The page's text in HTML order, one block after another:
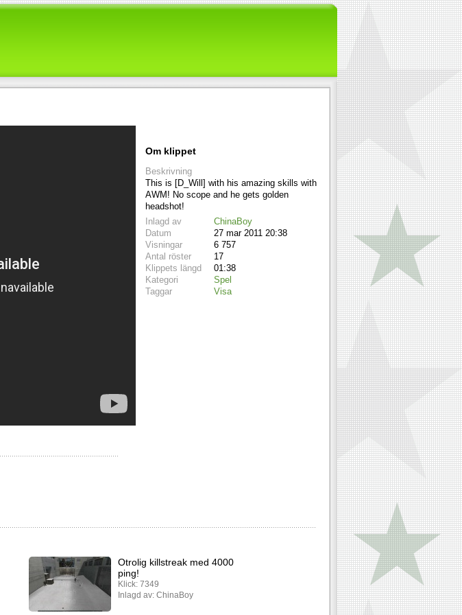
Om klippet
Beskrivning
This is [D_Will] with his amazing skills with
AWM! No scope and he gets golden
headshot!
Inlagd av
ChinaBoy
Datum
27 mar 2011 20:38
Visningar
6 757
Antal röster
17
Klippets längd
01:38
Kategori
Spel
Taggar
Visa
Otrolig killstreak med 4000
ping!
Klick: 7349
Inlagd av: ChinaBoy